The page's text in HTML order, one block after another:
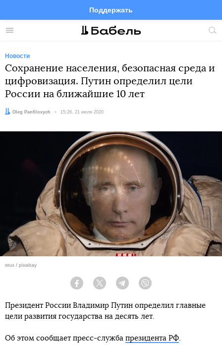
Меню
Поддержать
FacebookTelegramTwitter
Новости
Сохранение населения, безопасная среда и
цифровизация. Путин определил цели
России на ближайшие 10 лет
Автор:
Oleg Panfilovych Дата:
15:26, 21 июля 2020
stux / pixabay
Facebook Twitter Telegram
Президент России Владимир Путин определил главные
цели развития государства на десять лет.
Об этом сообщает пресс-служба президента РФ.